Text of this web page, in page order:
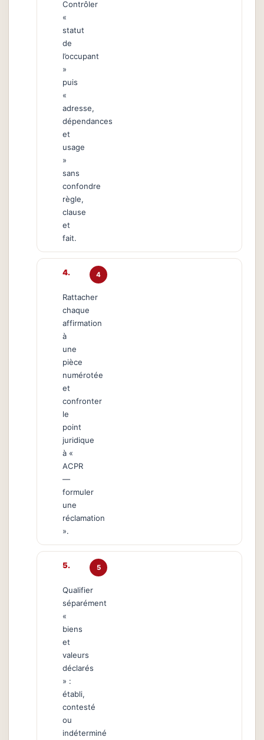
Contrôler
«
statut
de
l’occupant
»
puis
«
adresse,
dépendances
et
usage
»
sans
confondre
règle,
clause
et
fait.
4
Rattacher
chaque
affirmation
à
une
pièce
numérotée
et
confronter
le
point
juridique
à «
ACPR
—
formuler
une
réclamation
».
5
Qualifier
séparément
«
biens
et
valeurs
déclarés
» :
établi,
contesté
ou
indéterminé